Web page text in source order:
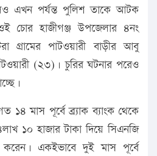
এখন পর্যন্ত পুলিশ তাকে আটক
চোর হাজীগঞ্জ উপজেলার ৪নং
গ্রামের পাটওয়ারী বাড়ীর আবু
(২৩)। চুরির ঘটনার পরেও
মাস পূর্বে ব্র্যাক ব্যাংক থেকে
১০ হাজার টাকা দিয়ে সিএনজি
একইভাবে দুই মাস পূর্বে